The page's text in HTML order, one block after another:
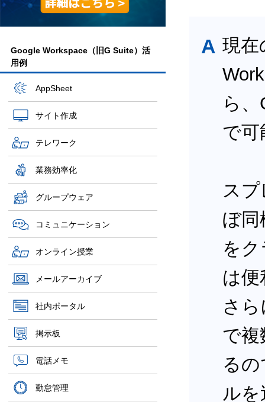
Google Workspace（旧G Suite）活
用例
AppSheet
サイト作成
テレワーク
業務効率化
グループウェア
コミュニケーション
オンライン授業
メールアーカイブ
社内ポータル
掲示板
電話メモ
勤怠管理
A 現在
ら
で可
ス
ぼ同
を
は便
さ
で複
る
ルを